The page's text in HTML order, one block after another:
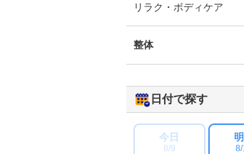
リラク・ボディケア
整体
日付で探す
今日
8/9